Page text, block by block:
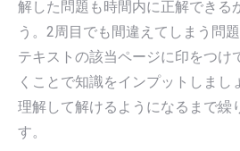
解した問題も時間内に正解できる
う。2周目でも間違えてしまう問
テキストの該当ページに印をつけ
くことで知識をインプットしまし
理解して解けるようになるまで繰
す。